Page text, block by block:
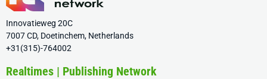
Innovatieweg 20C
7007 CD, Doetinchem, Netherlands
+31(315)-764002
Realtimes | Publishing Network